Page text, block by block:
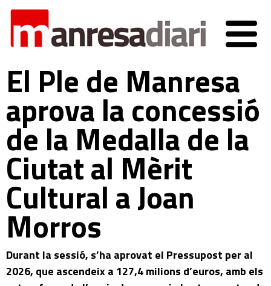
El Ple de Manresa
aprova la concessió
de la Medalla de la
Ciutat al Mèrit
Cultural a Joan
Morros
Durant la sessió, s’ha aprovat el Pressupost per al
2026, que ascendeix a 127,4 milions d’euros, amb els